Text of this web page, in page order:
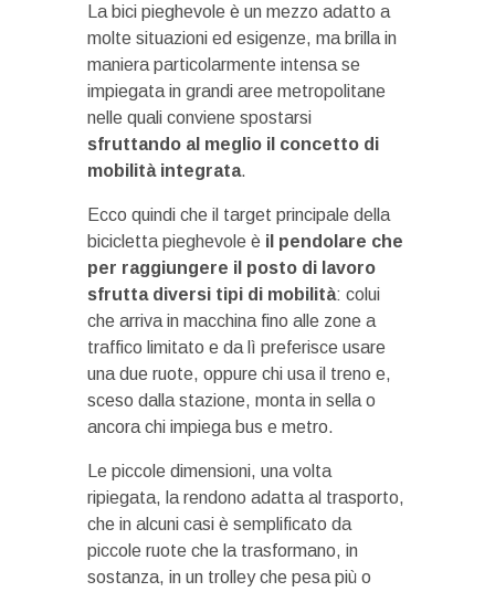
La bici pieghevole è un mezzo adatto a
molte situazioni ed esigenze, ma brilla in
maniera particolarmente intensa se
impiegata in grandi aree metropolitane
nelle quali conviene spostarsi
sfruttando al meglio il concetto di
mobilità integrata.
Ecco quindi che il target principale della
bicicletta pieghevole è il pendolare che
per raggiungere il posto di lavoro
sfrutta diversi tipi di mobilità: colui
che arriva in macchina fino alle zone a
traffico limitato e da lì preferisce usare
una due ruote, oppure chi usa il treno e,
sceso dalla stazione, monta in sella o
ancora chi impiega bus e metro.
Le piccole dimensioni, una volta
ripiegata, la rendono adatta al trasporto,
che in alcuni casi è semplificato da
piccole ruote che la trasformano, in
sostanza, in un trolley che pesa più o